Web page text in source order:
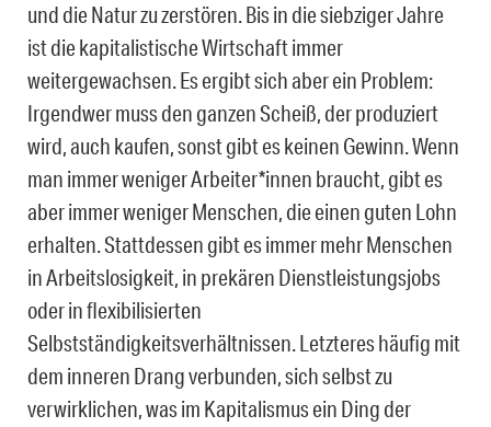
und die Natur zu zerstören. Bis in die siebziger Jahre
ist die kapitalistische Wirtschaft immer
weitergewachsen. Es ergibt sich aber ein Problem:
Irgendwer muss den ganzen Scheiß, der produziert
wird, auch kaufen, sonst gibt es keinen Gewinn. Wenn
man immer weniger Arbeiter*innen braucht, gibt es
aber immer weniger Menschen, die einen guten Lohn
erhalten. Stattdessen gibt es immer mehr Menschen
in Arbeitslosigkeit, in prekären Dienstleistungsjobs
oder in flexibilisierten
Selbstständigkeitsverhältnissen. Letzteres häufig mit
dem inneren Drang verbunden, sich selbst zu
verwirklichen, was im Kapitalismus ein Ding der